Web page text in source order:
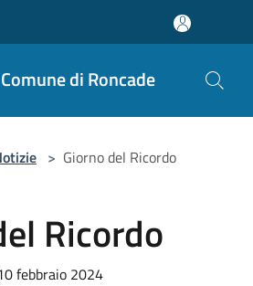
Comune di Roncade
> Giorno del Ricordo
Ricordo
febbraio 2024